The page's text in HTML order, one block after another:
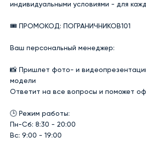
индивидуальными условиями - для
🎟 ПРОМОКОД: ПОГРАНИЧНИКОВ101
Ваш персональный менеджер:
📸 Пришлет фото- и
модели
Ответит на все вопросы и поможет
🕒 Режим работы:
Пн-Сб: 8:30 - 20:00
Вс: 9:00 - 19:00